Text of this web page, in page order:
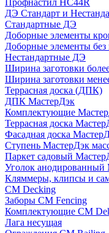
Профнастил НС44R
ДЭ Стандарт и
Стандартные ДЭ
Доборные элементы
Доборные элементы
Нестандартные ДЭ
Ширина заготовки
Ширина заготовки
Террасная доска (ДПК)
ДПК МастерДэк
Комплектующие
Террасная доска
Фасадная доска
Ступень МастерДэк
Паркет садовый
Уголок анодированный
Кляммеры, клипсы и
CM Decking
Заборы CM Fencing
Комплектующие CM
Лага несущая